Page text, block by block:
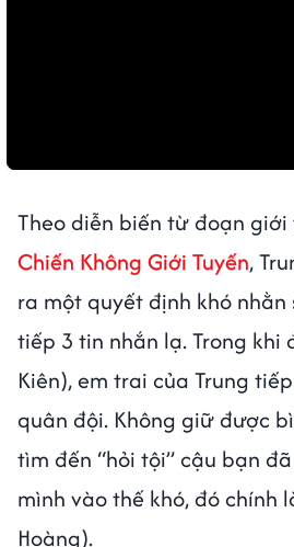
Theo diễn biến từ đoạn
Chiến Không Giới Tuyến,
ra một quyết định khó nhằn
tiếp 3 tin nhắn lạ. Trong khi
Kiên), em trai của Trung
quân đội. Không giữ được
tìm đến “hỏi tội” cậu bạn
mình vào thế khó, đó chính
Hoàng).